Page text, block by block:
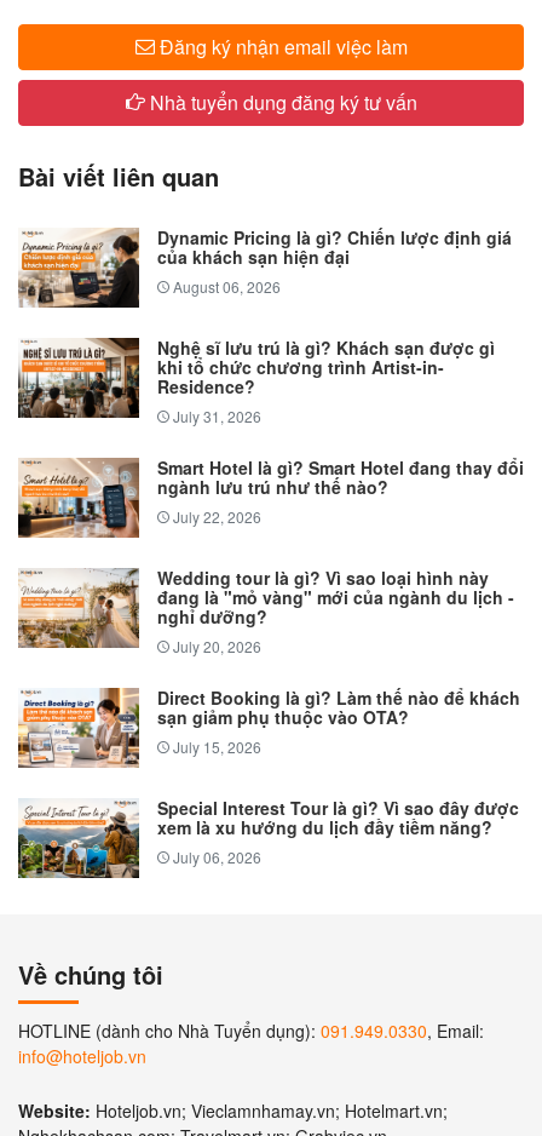
Đăng ký nhận email việc làm
Nhà tuyển dụng đăng ký tư vấn
Bài viết liên quan
Dynamic Pricing là gì? Chiến lược định giá
của khách sạn hiện đại
August 06, 2026
Nghệ sĩ lưu trú là gì? Khách sạn được gì
khi tổ chức chương trình Artist-in-
Residence?
July 31, 2026
Smart Hotel là gì? Smart Hotel đang thay đổi
ngành lưu trú như thế nào?
July 22, 2026
Wedding tour là gì? Vì sao loại hình này
đang là "mỏ vàng" mới của ngành du lịch -
nghỉ dưỡng?
July 20, 2026
Direct Booking là gì? Làm thế nào để khách
sạn giảm phụ thuộc vào OTA?
July 15, 2026
Special Interest Tour là gì? Vì sao đây được
xem là xu hướng du lịch đầy tiềm năng?
July 06, 2026
Về chúng tôi
HOTLINE (dành cho Nhà Tuyển dụng): 091.949.0330, Email:
info@hoteljob.vn
Website: Hoteljob.vn; Vieclamnhamay.vn; Hotelmart.vn;